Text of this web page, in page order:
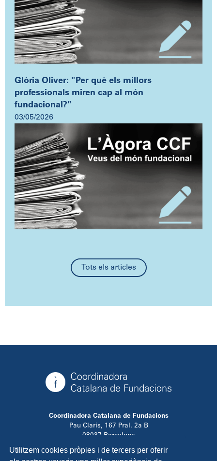
Utilitzem cookies pròpies i de tercers per oferir
Glòria Oliver: "Per què els millors
professionals miren cap al món
fundacional?"
03/05/2026
Tots els articles
Coordinadora Catalana de Fundacions
Pau Claris, 167 Pral. 2a B
08037 Barcelona
T. 934 881 480
info@ccfundacions.cat